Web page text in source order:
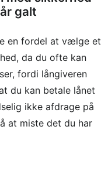
galt
en fordel at vælge et
da du ofte kan
fordi långiveren
du kan betale lånet
ikke afdrage på
at miste det du har